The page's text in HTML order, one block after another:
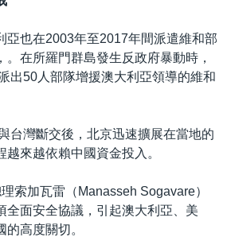
亞也在2003年至2017年間派遣維和部
。在所羅門群島發生反政府暴動時，
出50人部隊增援澳大利亞領導的維和
台灣斷交後，北京迅速擴展在當地的
來越依賴中國資金投入。
索加瓦雷（Manasseh Sogavare）
全面安全協議，引起澳大利亞、美
高度關切。